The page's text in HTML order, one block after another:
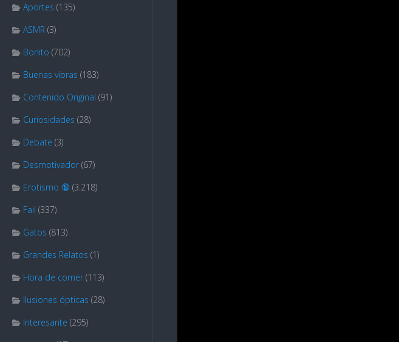
Aportes (135)
ASMR (3)
Bonito (702)
Buenas vibras (183)
Contenido Original (91)
Curiosidades (28)
Debate (3)
Desmotivador (67)
Erotismo 🔞 (3.218)
Fail (337)
Gatos (813)
Grandes Relatos (1)
Hora de comer (113)
Ilusiones ópticas (28)
Interesante (295)